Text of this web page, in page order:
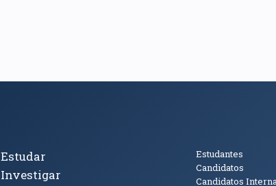
Tópicos Principais
Estudar
Investigar
Públicos
Estudantes
Candidatos
Candidatos